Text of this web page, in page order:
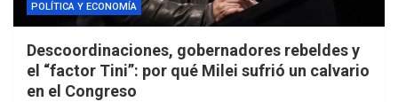
POLÍTICA Y ECONOMÍA
Descoordinaciones, gobernadores rebeldes y
el “factor Tini”: por qué Milei sufrió un calvario
en el Congreso